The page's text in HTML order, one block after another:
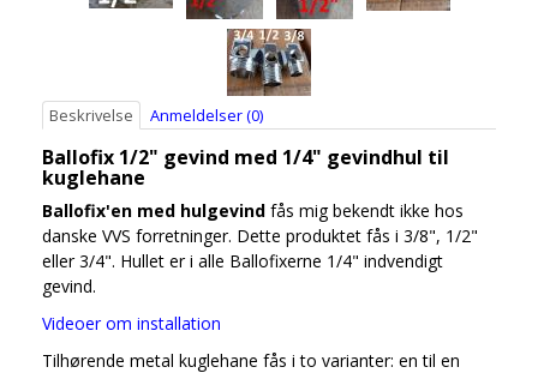
Beskrivelse Anmeldelser (0)
Ballofix 1/2" gevind med 1/4" gevindhul til
kuglehane
Ballofix'en med hulgevind fås mig bekendt ikke hos
danske VVS forretninger. Dette produktet fås i 3/8", 1/2"
eller 3/4". Hullet er i alle Ballofixerne 1/4" indvendigt
gevind.
Videoer om installation
Tilhørende metal kuglehane fås i to varianter: en til en